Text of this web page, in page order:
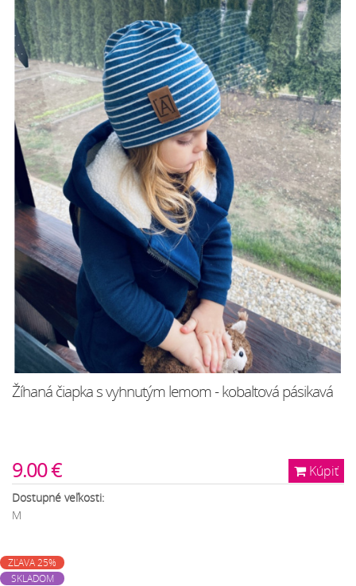
Žíhaná čiapka s vyhnutým lemom - kobaltová pásikavá
Kúpiť
9.00 €
Dostupné veľkosti:
M
ZĽAVA 25%
SKLADOM